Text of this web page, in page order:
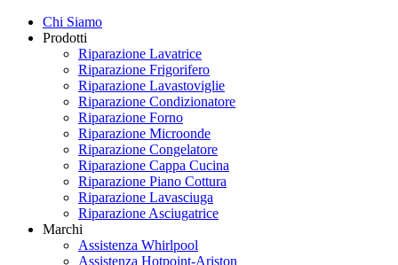
Chi Siamo
Prodotti
Riparazione Lavatrice
Riparazione Frigorifero
Riparazione Lavastoviglie
Riparazione Condizionatore
Riparazione Forno
Riparazione Microonde
Riparazione Congelatore
Riparazione Cappa Cucina
Riparazione Piano Cottura
Riparazione Lavasciuga
Riparazione Asciugatrice
Marchi
Assistenza Whirlpool
Assistenza Hotpoint-Ariston